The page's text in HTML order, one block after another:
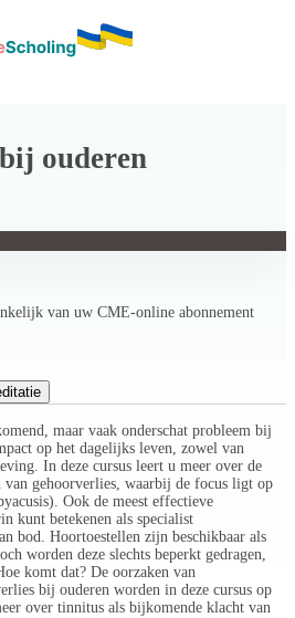
ouderen
van uw CME-online abonnement
maar vaak onderschat probleem bij
op het dagelijks leven, zowel van
In deze cursus leert u meer over de
gehoorverlies, waarbij de focus ligt op
Ook de meest effectieve
kunt betekenen als specialist
bod. Hoortoestellen zijn beschikbaar als
worden deze slechts beperkt gedragen,
komt dat? De oorzaken van
bij ouderen worden in deze cursus op
over tinnitus als bijkomende klacht van